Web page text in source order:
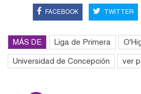
FACEBOOK TWITTER
MÁS DE Liga de Primera
Universidad de Concepción ver